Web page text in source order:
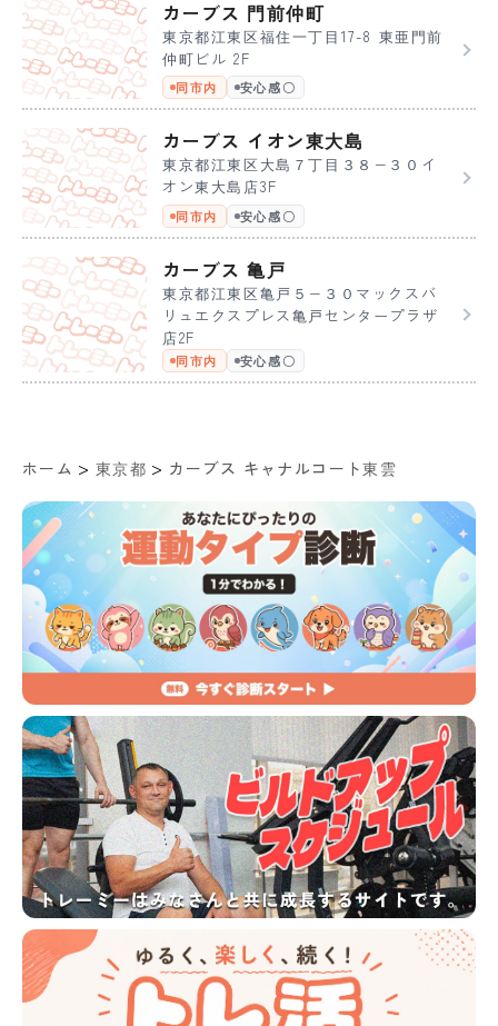
カーブス 門前仲町
東京都江東区福住一丁目17-8 東亜門前
仲町ビル 2F
同市内 安心感〇
カーブス イオン東大島
東京都江東区大島７丁目３８−３０イ
オン東大島店3F
同市内 安心感〇
カーブス 亀戸
東京都江東区亀戸５−３０マックスバ
リュエクスプレス亀戸センタープラザ
店2F
同市内 安心感〇
ホーム > 東京都 > カーブス キャナルコート東雲